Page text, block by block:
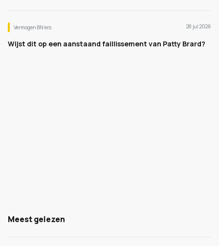
Vermogen BN’ers 28 jul 2026
Wijst dit op een aanstaand faillissement van Patty Brard?
Meest gelezen